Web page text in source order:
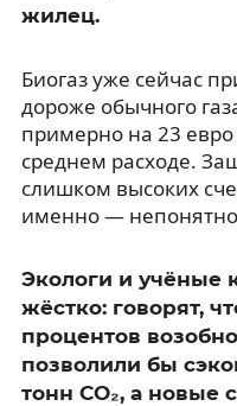
жилец.
Биогаз уже сейчас
дороже обычного
примерно на 23
среднем расходе.
слишком высоких
именно —
Экологи и учёные
жёстко: говорят,
процентов
позволили бы
тонн CO₂, а новые